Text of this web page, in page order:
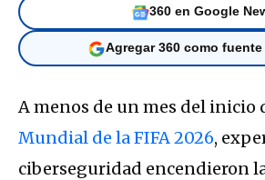
360 en Google
Agregar 360 como
A menos de un mes del inicio
Mundial de la FIFA 2026,
ciberseguridad encendieron